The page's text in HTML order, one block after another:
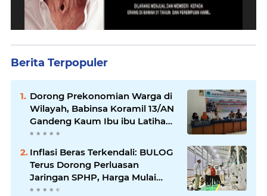
Berita Terpopuler
Dorong Prekonomian Warga di
Wilayah, Babinsa Koramil 13/AN
Gandeng Kaum Ibu ibu Latihan
Jahit Menjahit
Inflasi Beras Terkendali: BULOG
Terus Dorong Perluasan
Jaringan SPHP, Harga Mulai
Turun di Ratusan Daerah